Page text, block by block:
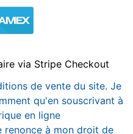
via Stripe Checkout
de vente du site. Je
qu'en souscrivant à
en ligne
renonce à mon droit de